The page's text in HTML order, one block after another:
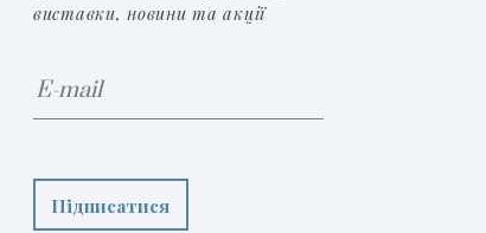
виставки, новини та акції
Підписатися